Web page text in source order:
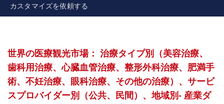
カスタマイズを依頼する
世界の医療観光市場： 治療タイプ別（美容治療、
歯科用治療、心臓血管治療、整形外科治療、肥満手
術、不妊治療、眼科治療、その他の治療）、サービ
スプロバイダー別（公共、民間）、地域別- 産業ダ